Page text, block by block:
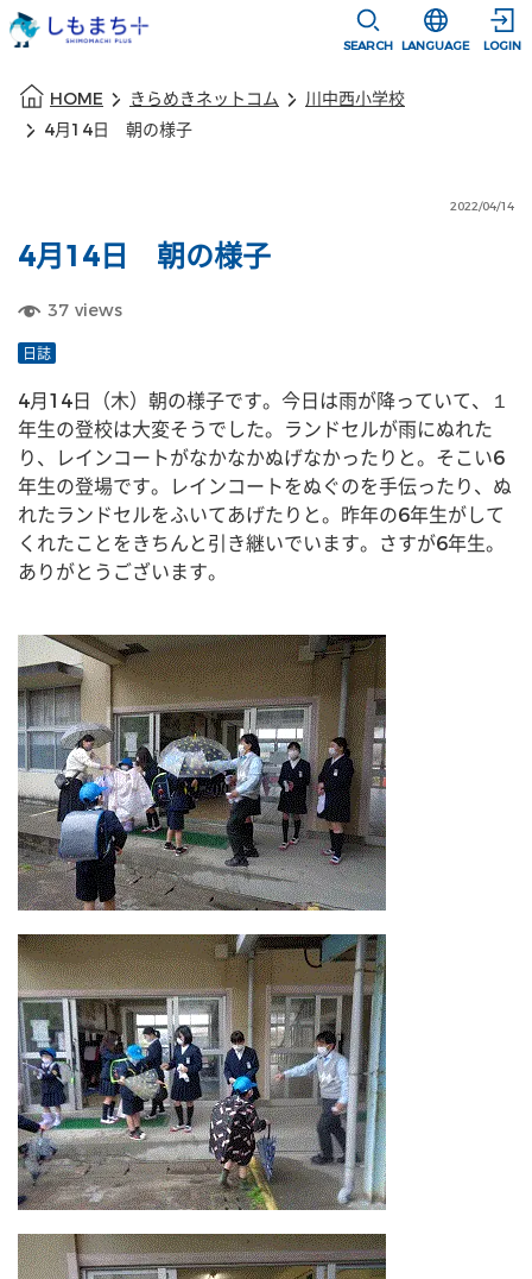
SEARCH
選択すると言
LANGUAGE LOGIN
HOME きらめきネットコム
川中西小学校
4月14日 朝の様子
2022/04/14
4月14日 朝の様子
37 views
日誌
4月14日（木）朝の様子です。今日は雨が降っていて、１
年生の登校は大変そうでした。ランドセルが雨にぬれた
り、レインコートがなかなかぬげなかったりと。そこい6
年生の登場です。レインコートをぬぐのを手伝ったり、ぬ
れたランドセルをふいてあげたりと。昨年の6年生がして
くれたことをきちんと引き継いでいます。さすが6年生。
ありがとうございます。